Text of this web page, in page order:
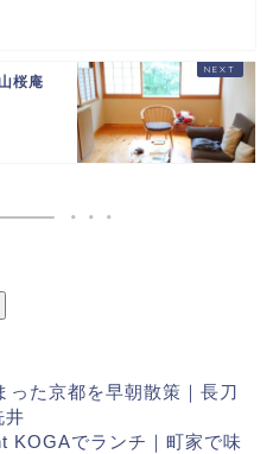
桜庵
った京都を早朝散策｜長刀
井
KOGAでランチ｜町家で味